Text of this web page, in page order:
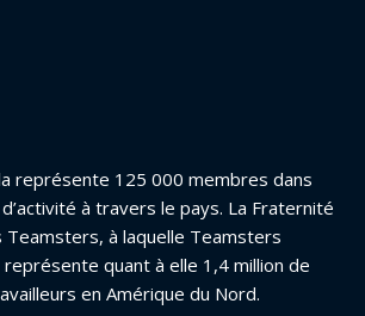
représente 125 000 membres dans
à travers le pays. La Fraternité
Teamsters, à laquelle Teamsters
quant à elle 1,4 million de
en Amérique du Nord.